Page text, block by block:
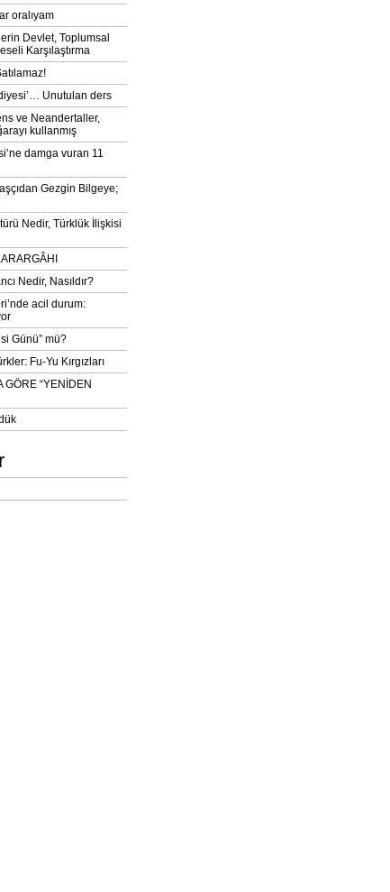
oralıyam
Devlet, Toplumsal
Karşılaştırma
Unutulan ders
ve Neandertaller,
kullanmış
damga vuran 11
Gezgin Bilgeye;
Nedir, Türklük İlişkisi
Nedir, Nasıldır?
acil durum:
Günü” mü?
Fu-Yu Kırgızları
GÖRE “YENİDEN